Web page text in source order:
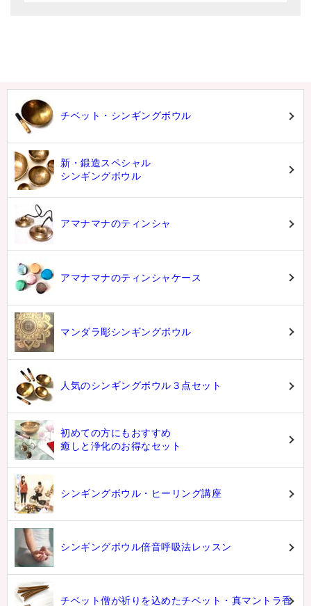
チベット・シンギングボウル
新・鍛造スペシャル
シンギングボウル
アマナマナのティンシャ
アマナマナのティンシャケース
マンダラ彫シンギングボウル
人気のシンギングボウル３点セット
初めての方にもおすすめ
癒しと浄化のお得なセット
シンギングボウル・ヒーリング講座
シンギングボウル倍音呼吸法レッスン
チベット僧が祈りを込めたチベット・真マントラ香